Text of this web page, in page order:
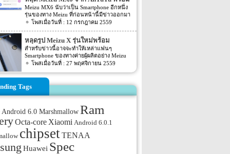
ทำงานเป็นแบบ octa-core โดยจะประมวลผล
ความเร็วอยู่ที่ […]
Meizu จะมาพร้อมกับ body รอบตัวเครื่องที่
เป็น aluminum สำหรับขนาดหน้าจอนั้นจะมี
ขนาดอยู่ที่ 5.5 นิ้ว โดยจะแสดงผลอยู่ที่ระดับ
FullHD และแน่นอนว่ากระจกของหน้าจอนั้น
จะเป็นแบบ 2.5D glass ซึ่งจะรองรับรอยขีด
ข่วนได้ในระดับหนึ่งเลยทีเดียว สำหรับสีทาง
ด้านหน้าของตัวเครื่องจะมี 2 สีอย่างสีดำและ
สีขาว ส่วนสีของทางด้านหลังของตัวเครื่องจะ
มีสี 2 […]
Spec ของตัวเครื่องจะเป็นอย่างไรนั้นเราไปดู
กันเลยดีกว่า โดย Meizu M3E หรืออีกชื่อหนึ่ง
อย่าง Meilane E นั้นจะมีลักษณะของการ
ออกแบบตัวเครื่องที่คล้ายกับ m3 note โดยจะ
มาพร้อมกับหน้าจอแสดงผลขนาด 5.5 นิ้ว
โดยหน้าจอจะเป็นแบบ Full HD IPS ตัวเครื่อง
ถูกขับเคลื่อนด้วย Chipset อย่าง Mediatek
MT6755 Helio P10 โดยจะมาพร้อมกับ Ram
ขนาด 3GB โดย Ram นั้นจะเป็น Ram แบบ
LPDDR3 ในส่วนของขนาดพื้นที่ภายในตัว
เครื่องจะมีขนาด 32GB โดยปุ่ม HOME จะมา
พร้อมกับ […]
วันเปิดตัว
Meizu MX6 นับว่าเป็น Smartphone อีกหนึ่ง
รุ่นของทาง Meizu ที่ก่อนหน้านี้มีข่าวออกมา
มากมายเหลือเกิน แต่ดูเหมือนว่าข่าวลือต่างๆ
ความคืบหน้าล่าสุดของ Meizu MX6 ที่ถูกเปิด
เผยออกมาล่าสุดนี้ โดยข่าวล่าสุดของ Meizu
MX6 จากทาง Meizu นี้นั้นเป็นข่าว Spec ของ
ตัวเครื่อง Meizu MX6 รุ่นใหม่นี้นั้นเอง โดย
Spec ของ Meizu MX6 ที่เราทราบมาก่อน
หน้านี้ได้ระบุว่า Meizu MX6 รุ่นใหม่นี้จะมา
พร้อมกับหน้าจอแสดงผลขนาด 5.5 นิ้ว โดย
หน้าจอจะเป็นแบบ AMOLED โดยจะให้ความ
ละเอียดอยู่ที่ 1080p ส่วน chipset ที่ขับเคลื่อน
รอบๆ ตัวเครื่องจะเป็นแบบ metal unibody
สำหรับระบบปฏิบัติการที่ขับเคลื่อนตัวเครื่อง
จะเป็นระบบปฏิบัติการอย่าง Android
Marshmallow โดยจะมาพร้อมกับ Flyme […]
12 กรกฎาคม 2559
หลุดรูป Meizu X รุ่นใหม่พร้อม
fingerprint sensor
สำหรับข่าวนี้อาจจะทำให้เหล่าแฟนๆ
Smartphone ของทางค่ายผู้ผลิตอย่าง Meizu
นั้นกลับมาตื่นเต้นกันอีกครั้ง เพราะบนล่าสุด
ใหม่จากทางค่ายผู้ผลิตอย่าง Meizu นั้นถูกเปิด
เผยผ่านโลกอินเตอร์เน็ตนั้นเอง สำหรับ
Smartphone รุ่นใหม่ของทางค่ายผู้ผลิตอย่าง
Meizu ที่ถูกเปิดเผยลงมาบนโลกอินเตอร์เน็ต
นั้น ตามรายละเอียดของข่าวที่ออกมานั้นระบุ
ว่าชื่อรุ่นออกมาว่าจะมีชื่อเป็นรุ่นใหม่อย่าง
Meizu X นั้นเอง โดยสิ่งที่น่าสนใจของ Meizu
X รุ่นใหม่นี้จะเป็นทางด้านหลังของตัวเครื่อง
โดยรายละเอียดนั้นระบุว่า Meizu X รุ่นใหม่นี้
นั้นจะมีความคล้ายกับ Huawei Honor 8 ของ
ทาง Huawei มาก ซึ่งหากหลายๆ คนยังพอจะ
27 พฤศจิกายน 2559
Tags
Android 6.0 MarshmallowRam
Octa-core Xiaomi Android 6.0.1
chipsetTENAA
Huawei Spec